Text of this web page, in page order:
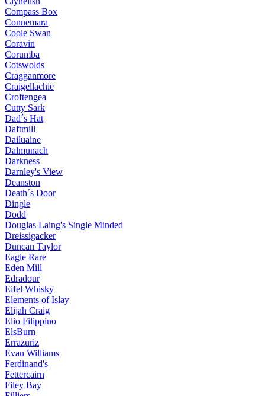
Compass Box
Connemara
Coole Swan
Coravin
Corumba
Cotswolds
Cragganmore
Craigellachie
Croftengea
Cutty Sark
Dad´s Hat
Daftmill
Dailuaine
Dalmunach
Darkness
Darnley's View
Deanston
Death´s Door
Dingle
Dodd
Douglas Laing's Single Minded
Dreissigacker
Duncan Taylor
Eagle Rare
Eden Mill
Edradour
Eifel Whisky
Elements of Islay
Elijah Craig
Elio Filippino
ElsBurn
Errazuriz
Evan Williams
Ferdinand's
Fettercairn
Filey Bay